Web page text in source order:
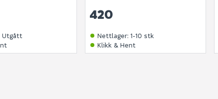
Utgått
420
Nettlager:1-10 stk
Klikk & Hent